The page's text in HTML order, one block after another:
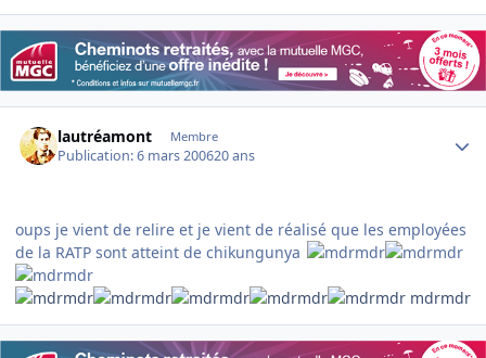
lautréamont Membre
Publication:6 mars 200620 ans
oups je vient de relire et je vient de réalisé que les employées
de la RATP sont atteint de chikungunya
mdrmdr